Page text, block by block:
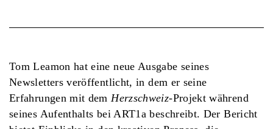
Tom Leamon hat eine neue Ausgabe seines
Newsletters veröffentlicht, in dem er seine
Erfahrungen mit demHerzschweiz-Projekt während
seines Aufenthalts bei ART1a beschreibt. Der Bericht